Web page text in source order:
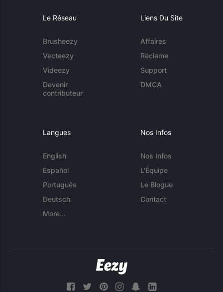
Le Réseau
Brusheezy
Vecteezy
Videezy
Devenir
contributeur
Liens Du Site
Affaires
Réclame
Support
DMCA
Langues
English
Español
Português
Deutsch
More...
Nos Infos
Nos Infos
L'Équipe
Le Blogue
Contact